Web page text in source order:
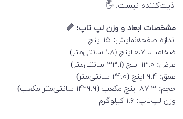
اذیت‌کننده نیست. 🖐️
مشخصات ابعاد و وزن لپ تاپ: 📏
اندازه صفحه‌نمایش: ۱۵ اینچ
ضخامت: ۰.۷ اینچ (۱.۸ سانتی‌متر)
عرض: ۱۳.۰ اینچ (۳۳.۱ سانتی‌متر)
عمق: ۹.۴ اینچ (۲۴.۰ سانتی‌متر)
حجم: ۸۷.۳ اینچ مکعب (۱۴۲۹.۹ سانتی‌متر مکعب)
وزن لپ‌تاپ: ۱.۶ کیلوگرم